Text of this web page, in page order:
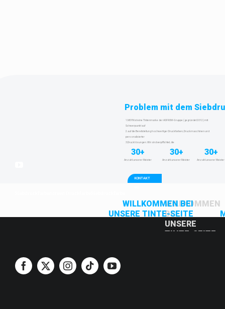
WILLKOMMEN BEI
UNSERE TINTE-SEITE
WILLKOMMEN
BEI
UNSERE
TINTE-SEITE
Problem mit dem
1.MOYN ist eine Tintenmarke der ASFROM-Gruppe (gegründet 2012) mit
Schwerpunkt auf
2.auf die Bereitstellung hochwertiger Druckfarben, Druckmaschinen und
personalisierter
3.Drucklösungen. Wir sind verpflichtet, die
KONTAKT
30+
Anzahl unserer Meister
30+
Anzahl unserer Meister Anzahl unserer Meister
30+